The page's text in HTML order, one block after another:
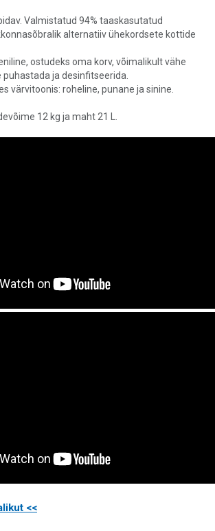
Valmistatud 94% taaskasutatud
alternatiiv ühekordsete kottide
ostudeks oma korv, võimalikult vähe
puhastada ja desinfitseerida.
värvitoonis: roheline, punane ja sinine.
12 kg ja maht 21 L.
<<